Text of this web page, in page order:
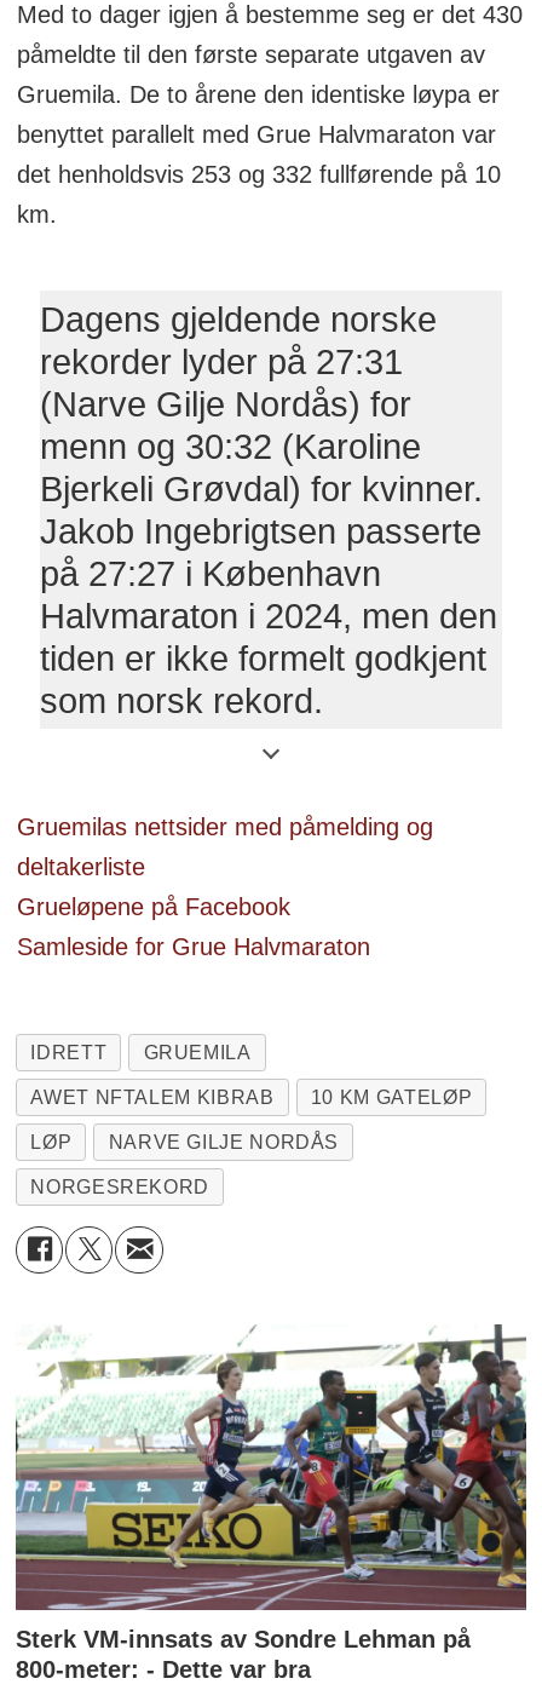
Med to dager igjen å bestemme seg er det 430
påmeldte til den første separate utgaven av
Gruemila. De to årene den identiske løypa er
benyttet parallelt med Grue Halvmaraton var
det henholdsvis 253 og 332 fullførende på 10
km.
Dagens gjeldende norske
rekorder lyder på 27:31
(Narve Gilje Nordås) for
menn og 30:32 (Karoline
Bjerkeli Grøvdal) for kvinner.
Jakob Ingebrigtsen passerte
på 27:27 i København
Halvmaraton i 2024, men den
tiden er ikke formelt godkjent
som norsk rekord.
Gruemilas nettsider med påmelding og
deltakerliste
Grueløpene på Facebook
Samleside for Grue Halvmaraton
IDRETT GRUEMILA
AWET NFTALEM KIBRAB 10 KM GATELØP
LØP NARVE GILJE NORDÅS
NORGESREKORD
Sterk VM-innsats av Sondre Lehman på
800-meter: - Dette var bra